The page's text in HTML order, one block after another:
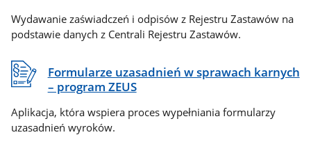
Wydawanie zaświadczeń i odpisów z Rejestru Zastawów na
podstawie danych z Centrali Rejestru Zastawów.
Formularze uzasadnień w sprawach karnych
– program ZEUS
Aplikacja, która wspiera proces wypełniania formularzy
uzasadnień wyroków.